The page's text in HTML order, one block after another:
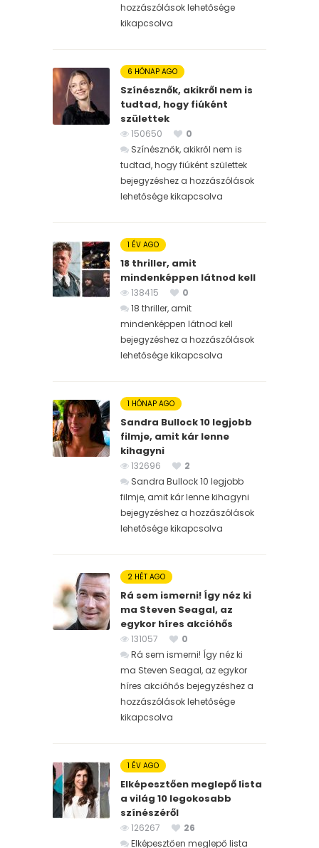
hozzászólások lehetősége
kikapcsolva
6 HÓNAP AGO
Színésznők, akikről nem is
tudtad, hogy fiúként
születtek
150650
0
Színésznők, akikről nem is
tudtad, hogy fiúként születtek
bejegyzéshez a hozzászólások
lehetősége kikapcsolva
1 ÉV AGO
18 thriller, amit
mindenképpen látnod kell
138415
0
18 thriller, amit
mindenképpen látnod kell
bejegyzéshez a hozzászólások
lehetősége kikapcsolva
1 HÓNAP AGO
Sandra Bullock 10 legjobb
filmje, amit kár lenne
kihagyni
132696
2
Sandra Bullock 10 legjobb
filmje, amit kár lenne kihagyni
bejegyzéshez a hozzászólások
lehetősége kikapcsolva
2 HÉT AGO
Rá sem ismerni! Így néz ki
ma Steven Seagal, az
egykor híres akcióhős
131057
0
Rá sem ismerni! Így néz ki
ma Steven Seagal, az egykor
híres akcióhős bejegyzéshez a
hozzászólások lehetősége
kikapcsolva
1 ÉV AGO
Elképesztően meglepő lista
a világ 10 legokosabb
színészéről
126267
26
Elképesztően meglepő lista